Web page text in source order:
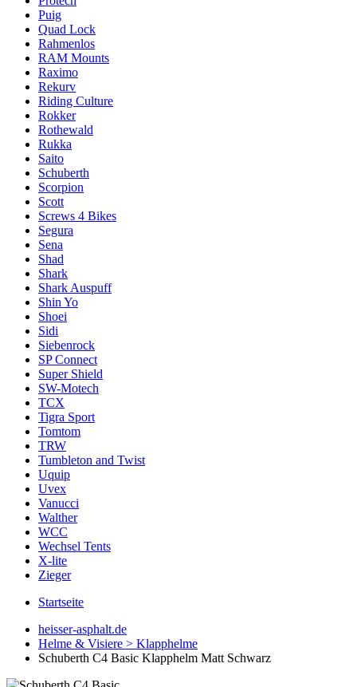
Puig
Quad Lock
Rahmenlos
RAM Mounts
Raximo
Rekurv
Riding Culture
Rokker
Rothewald
Rukka
Saito
Schuberth
Scorpion
Scott
Screws 4 Bikes
Segura
Sena
Shad
Shark
Shark Auspuff
Shin Yo
Shoei
Sidi
Siebenrock
SP Connect
Super Shield
SW-Motech
TCX
Tigra Sport
Tomtom
TRW
Tumbleton and Twist
Uquip
Uvex
Vanucci
Walther
WCC
Wechsel Tents
X-lite
Zieger
Startseite
heisser-asphalt.de
Helme & Visiere > Klapphelme
Schuberth C4 Basic Klapphelm Matt Schwarz